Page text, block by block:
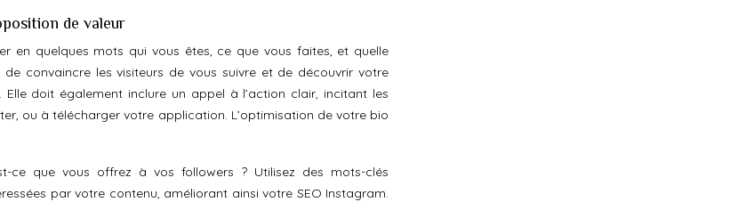
de valeur
en quelques mots qui vous êtes, ce que vous faites, et quelle
convaincre les visiteurs de vous suivre et de découvrir votre
doit également inclure un appel à l’action clair, incitant les
ou à télécharger votre application. L’optimisation de votre bio
ce que vous offrez à vos followers ? Utilisez des mots-clés
par votre contenu, améliorant ainsi votre SEO Instagram.